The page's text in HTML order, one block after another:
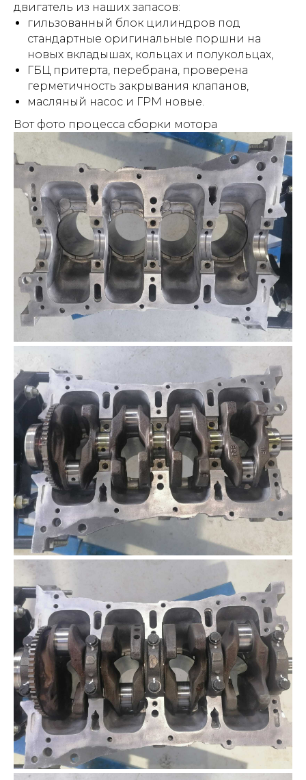
двигатель из наших запасов:
гильзованный блок цилиндров под
стандартные оригинальные поршни на
новых вкладышах, кольцах и полукольцах,
ГБЦ притерта, перебрана, проверена
герметичность закрывания клапанов,
масляный насос и ГРМ новые.
Вот фото процесса сборки мотора